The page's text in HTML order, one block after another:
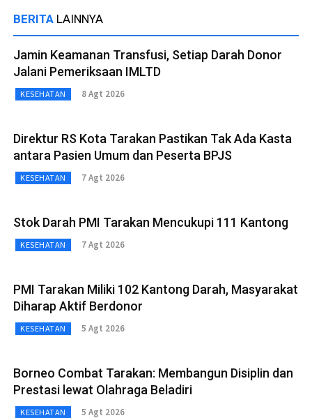
BERITA LAINNYA
Jamin Keamanan Transfusi, Setiap Darah Donor
Jalani Pemeriksaan IMLTD
KESEHATAN 8 Agt 2026
Direktur RS Kota Tarakan Pastikan Tak Ada Kasta
antara Pasien Umum dan Peserta BPJS
KESEHATAN 7 Agt 2026
Stok Darah PMI Tarakan Mencukupi 111 Kantong
KESEHATAN 7 Agt 2026
PMI Tarakan Miliki 102 Kantong Darah, Masyarakat
Diharap Aktif Berdonor
KESEHATAN 5 Agt 2026
Borneo Combat Tarakan: Membangun Disiplin dan
Prestasi lewat Olahraga Beladiri
KESEHATAN 5 Agt 2026